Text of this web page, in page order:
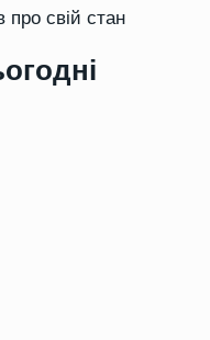
про свій стан